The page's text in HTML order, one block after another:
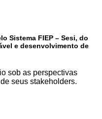
Sistema FIEP – Sesi, do
e desenvolvimento de
sob as perspectivas
seus stakeholders.